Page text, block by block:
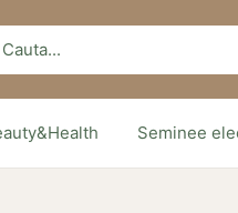
Seminee